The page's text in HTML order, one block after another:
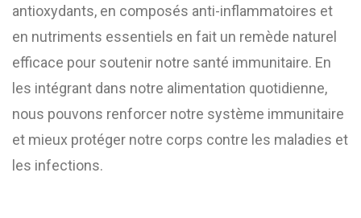
antioxydants, en composés anti-inflammatoires et
en nutriments essentiels en fait un remède naturel
efficace pour soutenir notre santé immunitaire. En
les intégrant dans notre alimentation quotidienne,
nous pouvons renforcer notre système immunitaire
et mieux protéger notre corps contre les maladies et
les infections.